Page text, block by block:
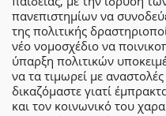
πανεπιστημίων να
της πολιτικής
νέο νομοσχέδιο να
ύπαρξη πολιτικών
να τα τιμωρεί με
δικαζόμαστε γιατί
και τον κοινωνικό του